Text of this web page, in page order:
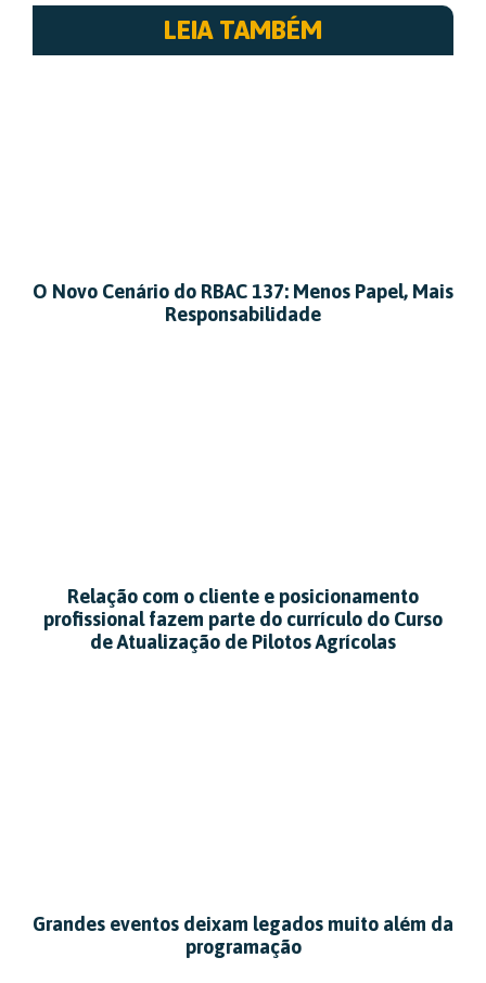
LEIA TAMBÉM
O Novo Cenário do RBAC 137: Menos Papel, Mais
Responsabilidade
Relação com o cliente e posicionamento
profissional fazem parte do currículo do Curso
de Atualização de Pilotos Agrícolas
Grandes eventos deixam legados muito além da
programação